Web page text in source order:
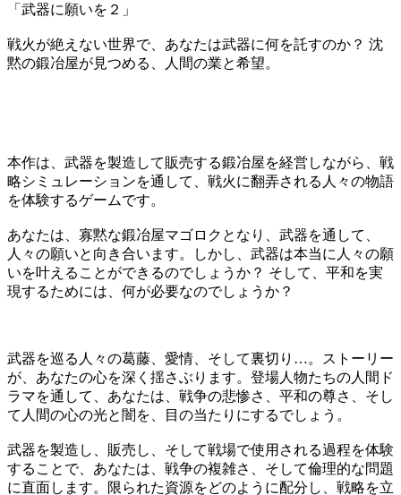
「武器に願いを２」
戦火が絶えない世界で、あなたは武器に何を託すのか？ 沈
黙の鍛冶屋が見つめる、人間の業と希望。
本作は、武器を製造して販売する鍛冶屋を経営しながら、戦
略シミュレーションを通して、戦火に翻弄される人々の物語
を体験するゲームです。
あなたは、寡黙な鍛冶屋マゴロクとなり、武器を通して、
人々の願いと向き合います。しかし、武器は本当に人々の願
いを叶えることができるのでしょうか？ そして、平和を実
現するためには、何が必要なのでしょうか？
武器を巡る人々の葛藤、愛情、そして裏切り…。ストーリー
が、あなたの心を深く揺さぶります。登場人物たちの人間ド
ラマを通して、あなたは、戦争の悲惨さ、平和の尊さ、そし
て人間の心の光と闇を、目の当たりにするでしょう。
武器を製造し、販売し、そして戦場で使用される過程を体験
することで、あなたは、戦争の複雑さ、そして倫理的な問題
に直面します。限られた資源をどのように配分し、戦略を立